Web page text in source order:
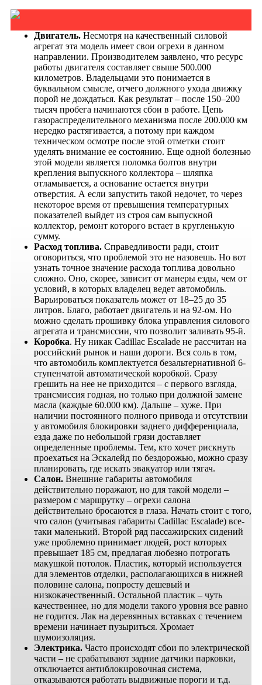
Двигатель. Несмотря на качественный силовой
агрегат эта модель имеет свои огрехи в данном
направлении. Производителем заявлено, что ресурс
работы двигателя составляет свыше 500.000
километров. Владельцами это понимается в
буквальном смысле, отчего должного ухода движку
порой не дождаться. Как результат – после 150–200
тысяч пробега начинаются сбои в работе. Цепь
газораспределительного механизма после 200.000 км
нередко растягивается, а потому при каждом
техническом осмотре после этой отметки стоит
уделять внимание ее состоянию. Еще одной болезнью
этой модели является поломка болтов внутри
крепления выпускного коллектора – шляпка
отламывается, а основание остается внутри
отверстия. А если запустить такой недочет, то через
некоторое время от превышения температурных
показателей выйдет из строя сам выпускной
коллектор, ремонт которого встает в кругленькую
сумму.
Расход топлива. Справедливости ради, стоит
оговориться, что проблемой это не назовешь. Но вот
узнать точное значение расхода топлива довольно
сложно. Оно, скорее, зависит от манеры езды, чем от
условий, в которых владелец ведет автомобиль.
Варьироваться показатель может от 18–25 до 35
литров. Благо, работает двигатель и на 92-ом. Но
можно сделать прошивку блока управления силового
агрегата и трансмиссии, что позволит заливать 95-й.
Коробка. Ну никак Cadillac Escalade не рассчитан на
российский рынок и наши дороги. Вся соль в том,
что автомобиль комплектуется безальтернативной 6-
ступенчатой автоматической коробкой. Сразу
грешить на нее не приходится – с первого взгляда,
трансмиссия годная, но только при должной замене
масла (каждые 60.000 км). Дальше – хуже. При
наличии постоянного полного привода и отсутствии
у автомобиля блокировки заднего дифференциала,
езда даже по небольшой грязи доставляет
определенные проблемы. Тем, кто хочет рискнуть
проехаться на Эскалейд по бездорожью, можно сразу
планировать, где искать эвакуатор или тягач.
Салон. Внешние габариты автомобиля
действительно поражают, но для такой модели –
размером с маршрутку – огрехи салона
действительно бросаются в глаза. Начать стоит с того,
что салон (учитывая габариты Cadillac Escalade) все-
таки маленький. Второй ряд пассажирских сидений
уже проблемно принимает людей, рост которых
превышает 185 см, предлагая любезно потрогать
макушкой потолок. Пластик, который используется
для элементов отделки, располагающихся в нижней
половине салона, попросту дешевый и
низкокачественный. Остальной пластик – чуть
качественнее, но для модели такого уровня все равно
не годится. Лак на деревянных вставках с течением
времени начинает пузыриться. Хромает
шумоизоляция.
Электрика. Часто происходят сбои по электрической
части – не срабатывают задние датчики парковки,
отключается антиблокировочная система,
отказываются работать выдвижные пороги и т.д.